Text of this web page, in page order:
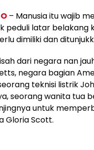
– Manusia itu wajib
peduli latar belakang
dimiliki dan
dari negara nan
negara bagian
teknisi listrik
seorang wanita tua
untuk
Gloria Scott.